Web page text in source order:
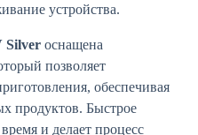
устройства.
Silver оснащена
позволяет
обеспечивая
продуктов. Быстрое
и делает процесс